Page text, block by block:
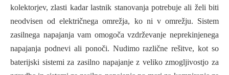
kolektorjev, zlasti kadar lastnik stanovanja potrebuje ali želi biti
neodvisen od električnega omrežja, ko ni v omrežju. Sistem
zasilnega napajanja vam omogoča vzdrževanje neprekinjenega
napajanja podnevi ali ponoči. Nudimo različne rešitve, kot so
baterijski sistemi za zasilno napajanje z veliko zmogljivostjo za